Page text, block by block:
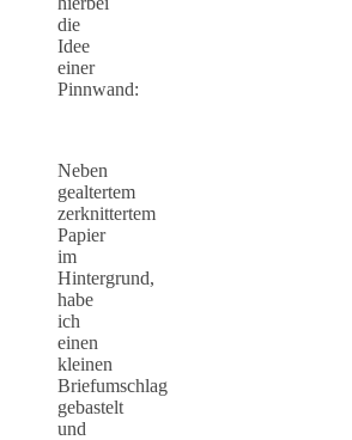
die
Idee
einer
Pinnwand:
Neben
gealtertem
zerknittertem
Papier
im
Hintergrund,
habe
ich
einen
kleinen
Briefumschlag
gebastelt
und